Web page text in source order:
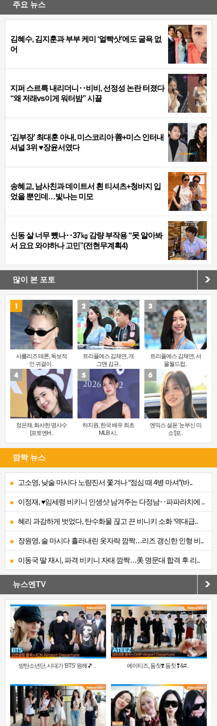
주요 뉴스
김혜수, 김지훈과 부부 케미 ‘얼빡샷’에도 굴욕 없
어
지퍼 스르륵 내리더니‥비비, 선정성 논란 터졌다
“왜 저래vs이게 워터밤” 시끌
‘김부장’ 최대훈 아내, 미스코리아 善+미스 인터내
셔널 3위 ♥장윤서였다
송혜교, 남사친과 데이트서 흰 티셔츠+청바지 입
었을 뿐인데…빛나는 미모
신동 살 너무 뺐나‥37㎏ 감량 부작용 “못 알아봐
서 요요 와야하나 고민”(전현무계획4)
많이 본 포토
샤를리즈 테론, 독보적
인 귀걸이..
트리플에스 김채연, 개
그맨 김규..
트리플에스 김채연, 서
울월드컵..
정은채, 화사한 명사수
[포토엔H..
하지원, 한국 배우 최초
MLB 시..
엔믹스 설윤 ‘눈부신 미
소’[포..
깜짝 뉴스
고소영, 낮술 마시다 노량진서 쫓겨나 “점심 때 4병 마셔”(바..
이정재, ♥임세령 비키니 인생샷 남겨주는 다정남‥파파라치에 ..
혜리 과감하게 벗었다, 탄수화물 끊고 끈 비니키 소화 ‘역대급..
장원영, 술 마시다 흘러내린 옷자락 깜짝…리즈 갱신한 인형 비..
이동국 딸 재시, 파격 비키니 자태 깜짝…美 명문대 합격 후 리..
뉴스엔TV
방탄소년단, 시대가 ‘BTS’ 원해🎵 .. 에이티즈, 둠칫❣️ 둠칫❣&#..